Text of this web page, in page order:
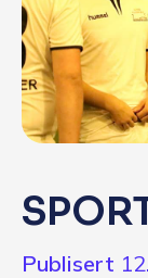
Valgfag
Siste nytt
Q&A
English
Publisert